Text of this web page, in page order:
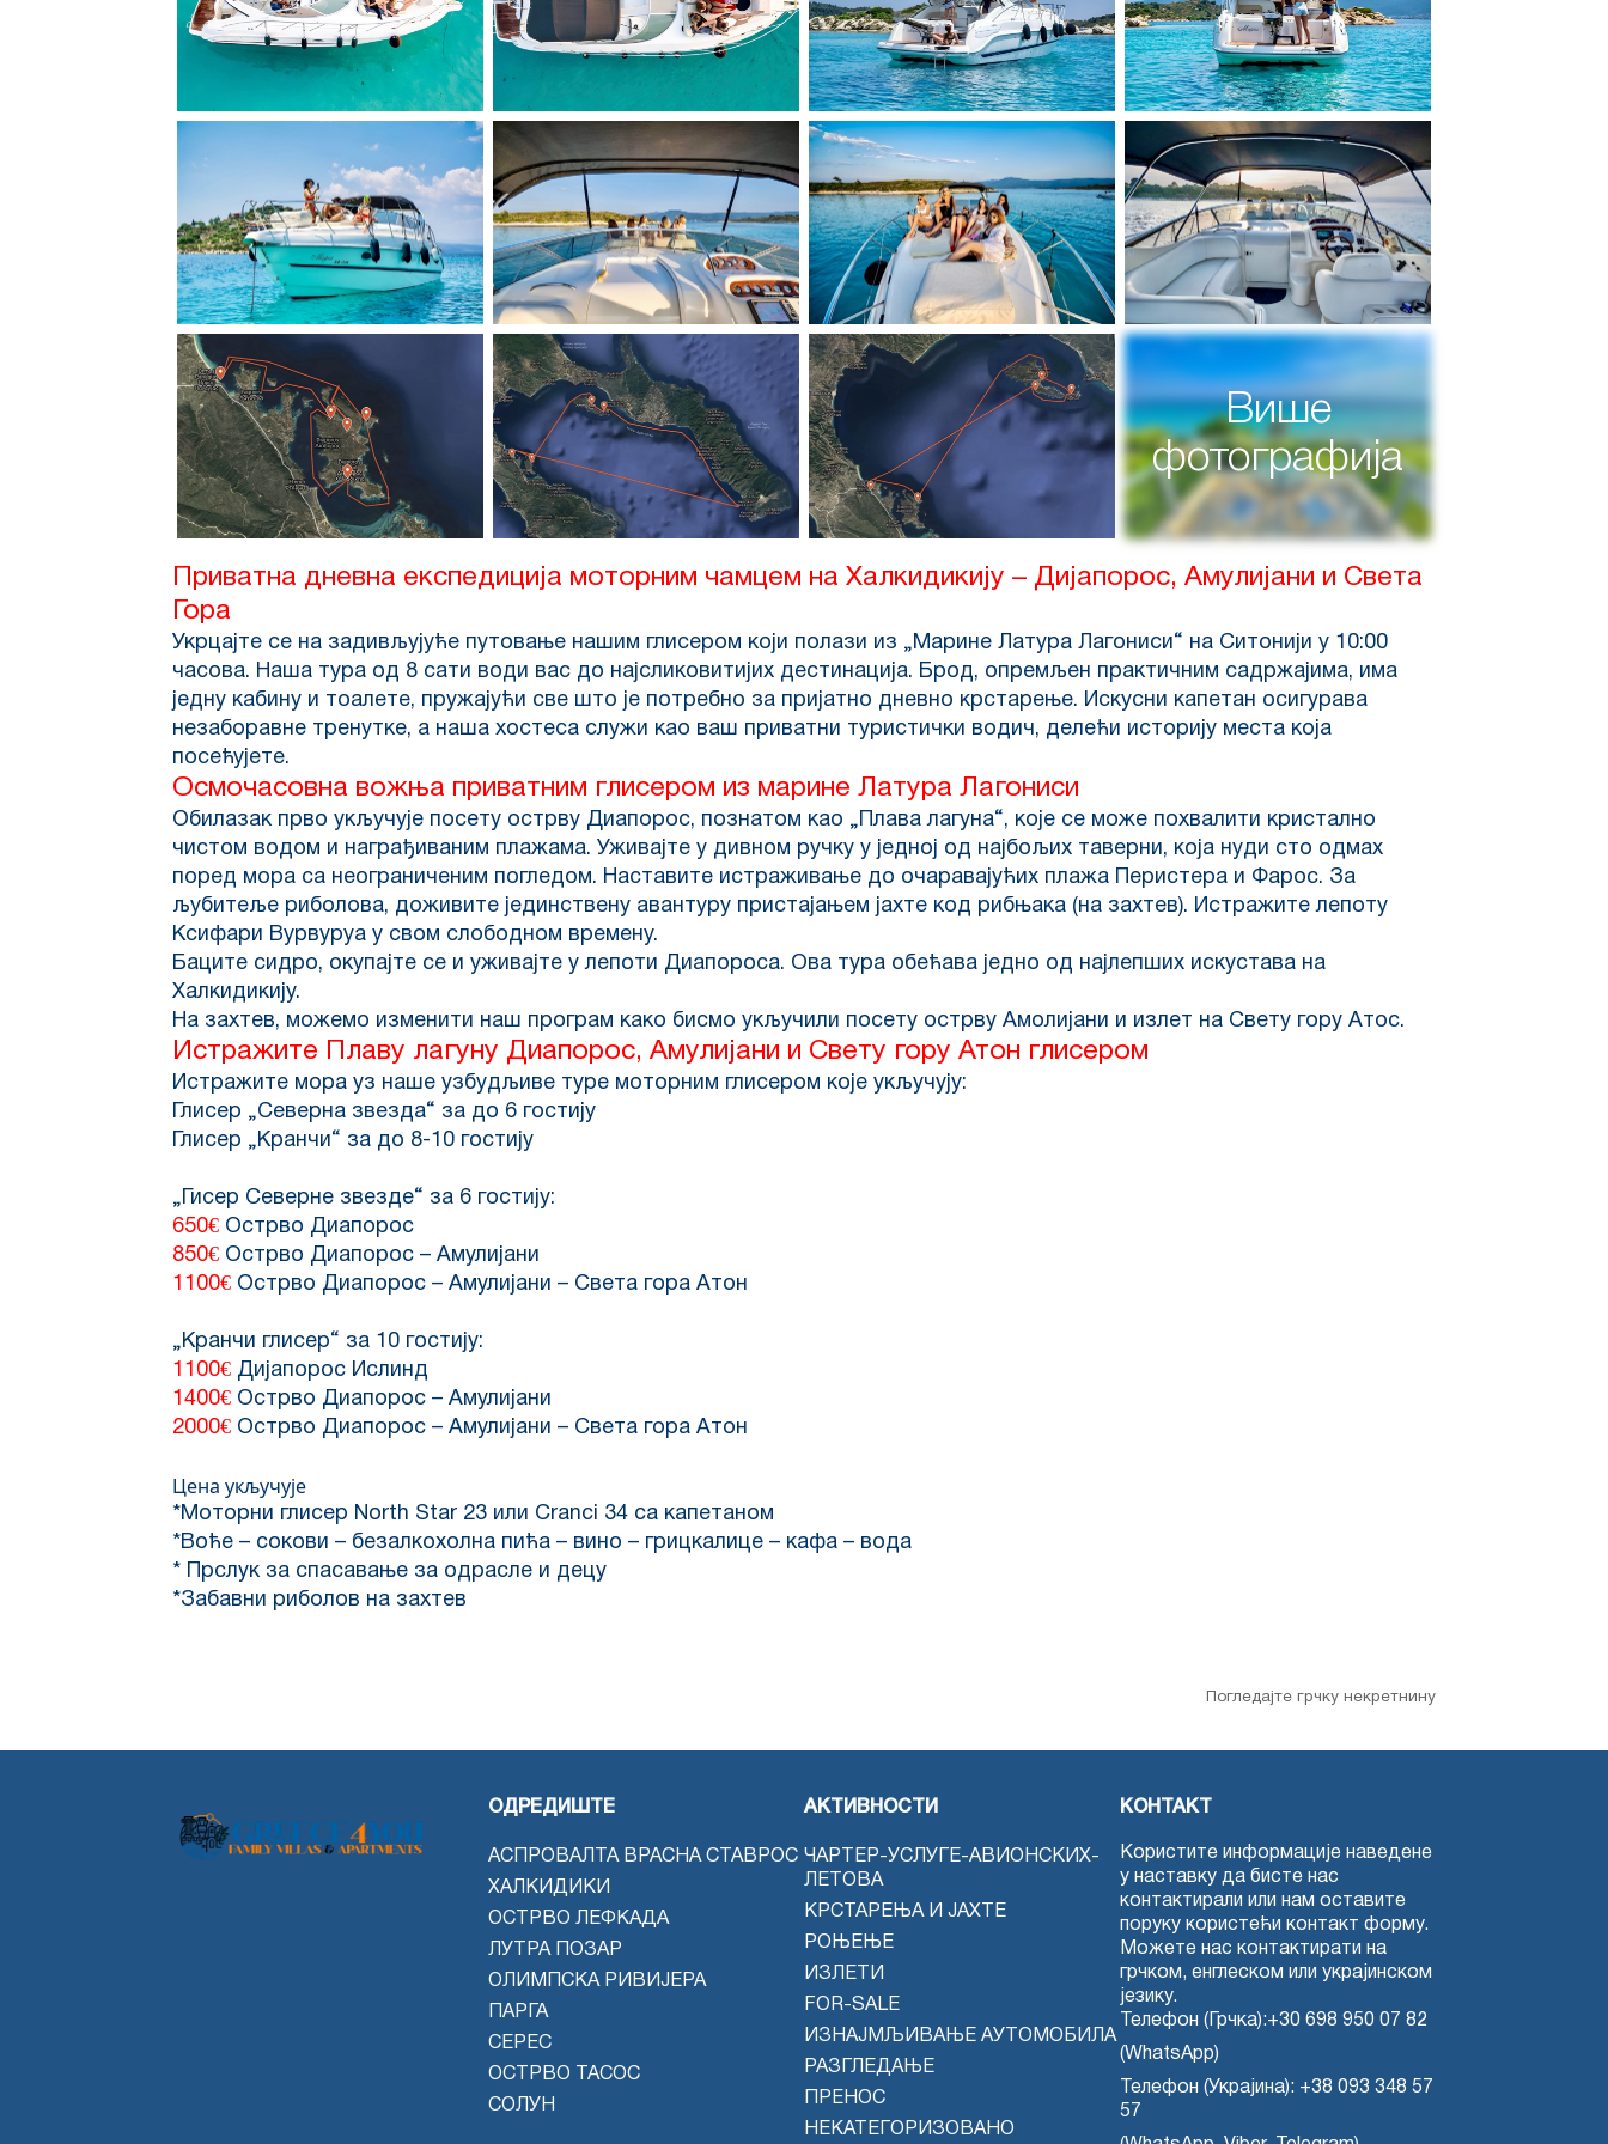
Више
фотографија
Приватна дневна експедиција моторним чамцем на Халкидикију – Дијапорос, Амулијани и Света
Гора
Укрцајте се на задивљујуће путовање нашим глисером који полази из „Марине Латура Лагониси“ на Ситонији у 10:00
часова. Наша тура од 8 сати води вас до најсликовитијих дестинација. Брод, опремљен практичним садржајима, има
једну кабину и тоалете, пружајући све што је потребно за пријатно дневно крстарење. Искусни капетан осигурава
незаборавне тренутке, а наша хостеса служи као ваш приватни туристички водич, делећи историју места која
посећујете.
Осмочасовна вожња приватним глисером из марине Латура Лагониси
Обилазак прво укључује посету острву Диапорос, познатом као „Плава лагуна“, које се може похвалити кристално
чистом водом и награђиваним плажама. Уживајте у дивном ручку у једној од најбољих таверни, која нуди сто одмах
поред мора са неограниченим погледом. Наставите истраживање до очаравајућих плажа Перистера и Фарос. За
љубитеље риболова, доживите јединствену авантуру пристајањем јахте код рибњака (на захтев). Истражите лепоту
Ксифари Вурвуруа у свом слободном времену.
Баците сидро, окупајте се и уживајте у лепоти Диапороса. Ова тура обећава једно од најлепших искустава на
Халкидикију.
На захтев, можемо изменити наш програм како бисмо укључили посету острву Амолијани и излет на Свету гору Атос.
Истражите Плаву лагуну Диапорос, Амулијани и Свету гору Атон глисером
Истражите мора уз наше узбудљиве туре моторним глисером које укључују:
Глисер „Северна звезда“ за до 6 гостију
Глисер „Кранчи“ за до 8-10 гостију
„Гисер Северне звезде“ за 6 гостију:
650€ Острво Диапорос
850€ Острво Диапорос – Амулијани
1100€ Острво Диапорос – Амулијани – Света гора Атон
„Кранчи глисер“ за 10 гостију:
1100€ Дијапорос Ислинд
1400€ Острво Диапорос – Амулијани
2000€ Острво Диапорос – Амулијани – Света гора Атон
Цена укључује
*Моторни глисер North Star 23 или Cranci 34 са капетаном
*Воће – сокови – безалкохолна пића – вино – грицкалице – кафа – вода
* Прслук за спасавање за одрасле и децу
*Забавни риболов на захтев
Погледајте грчку некретнину
ОДРЕДИШТЕ
АСПРОВАЛТА ВРАСНА СТАВРОС
ХАЛКИДИКИ
ОСТРВО ЛЕФКАДА
ЛУТРА ПОЗАР
ОЛИМПСКА РИВИЈЕРА
ПАРГА
СЕРЕС
ОСТРВО ТАСОС
СОЛУН
АКТИВНОСТИ
ЧАРТЕР-УСЛУГЕ-АВИОНСКИХ-
ЛЕТОВА
КРСТАРЕЊА И ЈАХТЕ
РОЊЕЊЕ
ИЗЛЕТИ
FOR-SALE
ИЗНАЈМЉИВАЊЕ АУТОМОБИЛА
РАЗГЛЕДАЊЕ
ПРЕНОС
НЕКАТЕГОРИЗОВАНО
КОНТАКТ
Користите информације наведене
у наставку да бисте нас
контактирали или нам оставите
поруку користећи контакт форму.
Можете нас контактирати на
грчком, енглеском или украјинском
језику.
Телефон (Грчка):+30 698 950 07 82
(WhatsApp)
Телефон (Украјина): +38 093 348 57
57